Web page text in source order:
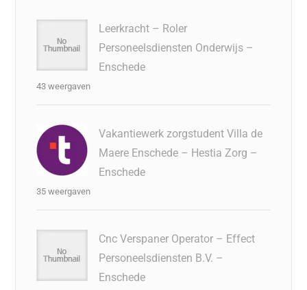
Leerkracht – Roler
Personeelsdiensten Onderwijs –
Enschede
43 weergaven
Vakantiewerk zorgstudent Villa de
Maere Enschede – Hestia Zorg –
Enschede
35 weergaven
Cnc Verspaner Operator – Effect
Personeelsdiensten B.V. –
Enschede